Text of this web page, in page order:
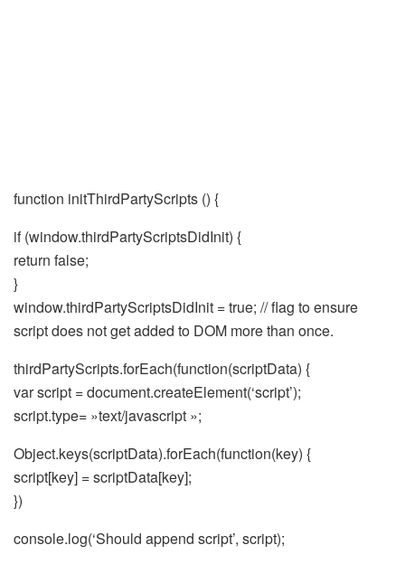
function initThirdPartyScripts () {
if (window.thirdPartyScriptsDidInit) {
return false;
}
window.thirdPartyScriptsDidInit = true; // flag to ensure
script does not get added to DOM more than once.
thirdPartyScripts.forEach(function(scriptData) {
var script = document.createElement(‘script’);
script.type= »text/javascript »;
Object.keys(scriptData).forEach(function(key) {
script[key] = scriptData[key];
})
console.log(‘Should append script’, script);